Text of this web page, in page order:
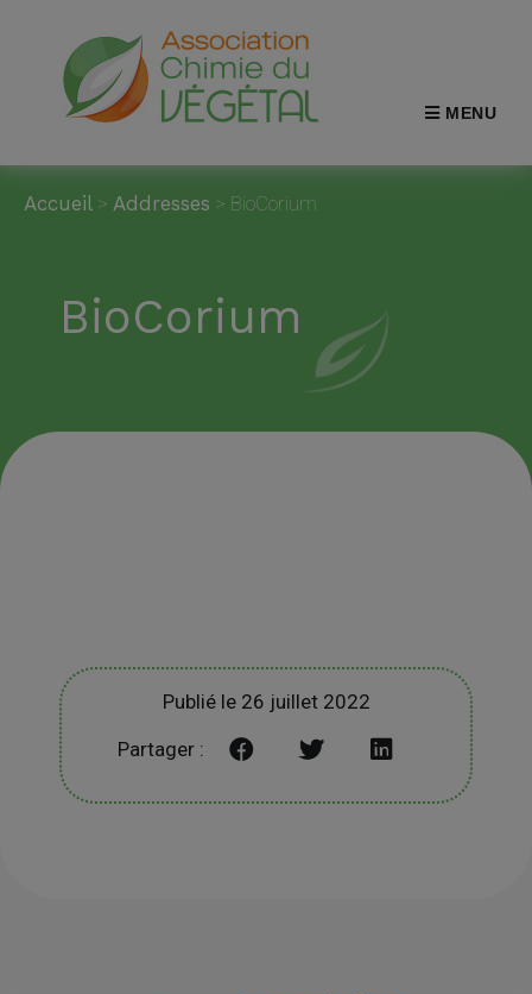
MENU
Accueil > Addresses > BioCorium
BioCorium
Publié le 26 juillet 2022
Partager :